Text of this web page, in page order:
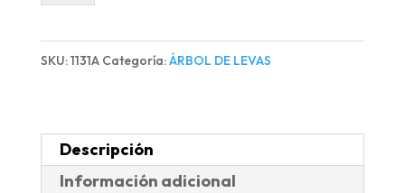
MB
SKU:1131A Categoría:ÁRBOL DE LEVAS
Descripción
Información adicional